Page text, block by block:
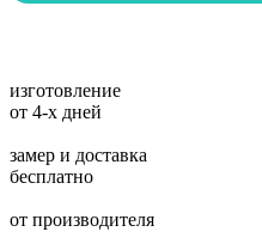
изготовление
от 4-х дней
замер и доставка
бесплатно
от производителя